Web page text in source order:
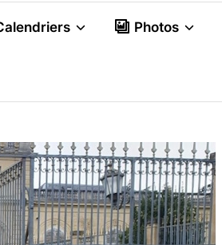
Photos